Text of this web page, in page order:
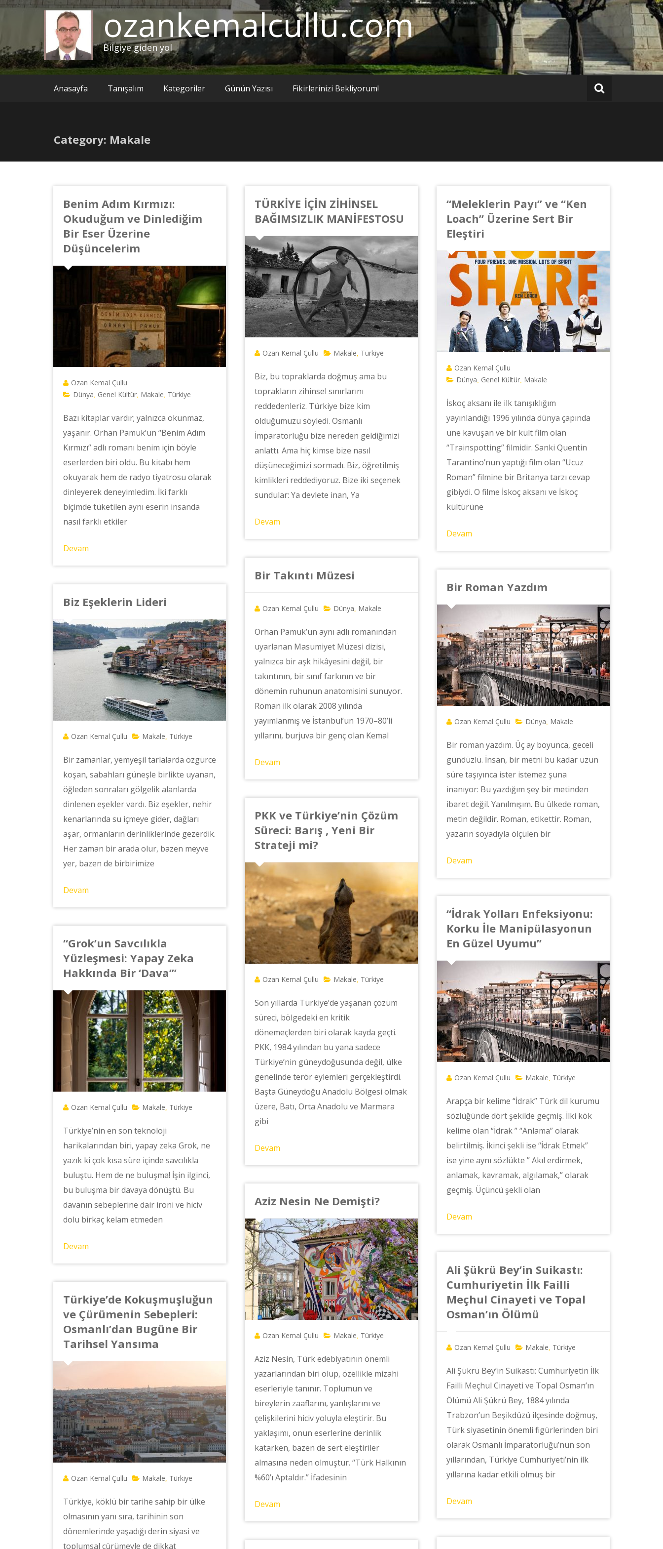
ozankemalcullu.com
Bilgiye giden yol
Anasayfa Tanışalım Kategoriler Günün Yazısı Fikirlerinizi Bekliyorum!
Category: Makale
Benim Adım Kırmızı:
Okuduğum ve Dinlediğim
Bir Eser Üzerine
Düşüncelerim
Ozan Kemal Çullu
Dünya Genel Kültür, Makale Türkiye
Bazı kitaplar vardır; yalnızca okunmaz,
yaşanır. Orhan Pamuk’un “Benim Adım
Kırmızı” adlı romanı benim için böyle
eserlerden biri oldu. Bu kitabı hem
okuyarak hem de radyo tiyatrosu olarak
dinleyerek deneyimledim. İki farklı
biçimde tüketilen aynı eserin insanda
nasıl farklı etkiler
Devam
TÜRKİYE İÇİN ZİHİNSEL
BAĞIMSIZLIK MANİFESTOSU
Ozan Kemal Çullu Makale Türkiye
Biz, bu topraklarda doğmuş ama bu
toprakların zihinsel sınırlarını
reddedenleriz. Türkiye bize kim
olduğumuzu söyledi. Osmanlı
İmparatorluğu bize nereden geldiğimizi
anlattı. Ama hiç kimse bize nasıl
düşüneceğimizi sormadı. Biz, öğretilmiş
kimlikleri reddediyoruz. Bize iki seçenek
sundular: Ya devlete inan, Ya
Devam
“Meleklerin Payı” ve “Ken
Loach” Üzerine Sert Bir
Eleştiri
Ozan Kemal Çullu
Dünya Genel Kültür, Makale
İskoç aksanı ile ilk tanışıklığım
yayınlandığı 1996 yılında dünya çapında
üne kavuşan ve bir kült film olan
“Trainspotting” filmidir. Sanki Quentin
Tarantino’nun yaptığı film olan “Ucuz
Roman” filmine bir Britanya tarzı cevap
gibiydi. O filme İskoç aksanı ve İskoç
kültürüne
Devam
Bir Takıntı Müzesi
Ozan Kemal Çullu Dünya Makale
Orhan Pamuk’un aynı adlı romanından
uyarlanan Masumiyet Müzesi dizisi,
yalnızca bir aşk hikâyesini değil, bir
takıntının, bir sınıf farkının ve bir
dönemin ruhunun anatomisini sunuyor.
Roman ilk olarak 2008 yılında
yayımlanmış ve İstanbul’un 1970–80’li
yıllarını, burjuva bir genç olan Kemal
Devam
Bir Roman Yazdım
Ozan Kemal Çullu Dünya Makale
Bir roman yazdım. Üç ay boyunca, geceli
gündüzlü. İnsan, bir metni bu kadar uzun
süre taşıyınca ister istemez şuna
inanıyor: Bu yazdığım şey bir metinden
ibaret değil. Yanılmışım. Bu ülkede roman,
metin değildir. Roman, etikettir. Roman,
yazarın soyadıyla ölçülen bir
Devam
Biz Eşeklerin Lideri
Ozan Kemal Çullu Makale Türkiye
Bir zamanlar, yemyeşil tarlalarda özgürce
koşan, sabahları güneşle birlikte uyanan,
öğleden sonraları gölgelik alanlarda
dinlenen eşekler vardı. Biz eşekler, nehir
kenarlarında su içmeye gider, dağları
aşar, ormanların derinliklerinde gezerdik.
Her zaman bir arada olur, bazen meyve
yer, bazen de birbirimize
Devam
PKK ve Türkiye’nin Çözüm
Süreci: Barış , Yeni Bir
Strateji mi?
Ozan Kemal Çullu Makale Türkiye
Son yıllarda Türkiye’de yaşanan çözüm
süreci, bölgedeki en kritik
dönemeçlerden biri olarak kayda geçti.
PKK, 1984 yılından bu yana sadece
Türkiye’nin güneydoğusunda değil, ülke
genelinde terör eylemleri gerçekleştirdi.
Başta Güneydoğu Anadolu Bölgesi olmak
üzere, Batı, Orta Anadolu ve Marmara
gibi
Devam
“İdrak Yolları Enfeksiyonu:
Korku İle Manipülasyonun
En Güzel Uyumu”
Ozan Kemal Çullu Makale Türkiye
Arapça bir kelime “İdrak” Türk dil kurumu
sözlüğünde dört şekilde geçmiş. İlki kök
kelime olan “İdrak ” “Anlama” olarak
belirtilmiş. İkinci şekli ise “İdrak Etmek”
ise yine aynı sözlükte ” Akıl erdirmek,
anlamak, kavramak, algılamak,” olarak
geçmiş. Üçüncü şekli olan
Devam
“Grok’un Savcılıkla
Yüzleşmesi: Yapay Zeka
Hakkında Bir ‘Dava’”
Ozan Kemal Çullu Makale Türkiye
Türkiye’nin en son teknoloji
harikalarından biri, yapay zeka Grok, ne
yazık ki çok kısa süre içinde savcılıkla
buluştu. Hem de ne buluşma! İşin ilginci,
bu buluşma bir davaya dönüştü. Bu
davanın sebeplerine dair ironi ve hiciv
dolu birkaç kelam etmeden
Devam
Aziz Nesin Ne Demişti?
Ozan Kemal Çullu Makale Türkiye
Aziz Nesin, Türk edebiyatının önemli
yazarlarından biri olup, özellikle mizahi
eserleriyle tanınır. Toplumun ve
bireylerin zaaflarını, yanlışlarını ve
çelişkilerini hiciv yoluyla eleştirir. Bu
yaklaşımı, onun eserlerine derinlik
katarken, bazen de sert eleştiriler
almasına neden olmuştur. “Türk Halkının
%60’ı Aptaldır.” İfadesinin
Devam
Ali Şükrü Bey’in Suikastı:
Cumhuriyetin İlk Failli
Meçhul Cinayeti ve Topal
Osman’ın Ölümü
Ozan Kemal Çullu Makale Türkiye
Ali Şükrü Bey’in Suikastı: Cumhuriyetin İlk
Failli Meçhul Cinayeti ve Topal Osman’ın
Ölümü Ali Şükrü Bey, 1884 yılında
Trabzon’un Beşikdüzü ilçesinde doğmuş,
Türk siyasetinin önemli figürlerinden biri
olarak Osmanlı İmparatorluğu’nun son
yıllarından, Türkiye Cumhuriyeti’nin ilk
yıllarına kadar etkili olmuş bir
Devam
Türkiye’de Kokuşmuşluğun
ve Çürümenin Sebepleri:
Osmanlı’dan Bugüne Bir
Tarihsel Yansıma
Ozan Kemal Çullu Makale Türkiye
Türkiye, köklü bir tarihe sahip bir ülke
olmasının yanı sıra, tarihinin son
dönemlerinde yaşadığı derin siyasi ve
toplumsal çürümeyle de dikkat